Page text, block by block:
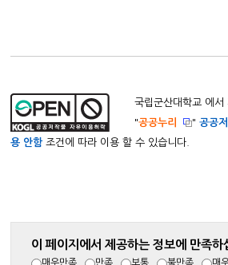
국립군산대학교 에서
"공공누리 "공공
용 안함조건에 따라 이용 할 수 있습니다.
이 페이지에서 제공하는 정보에 만족하
매우만족 만족 보통 불만족 매